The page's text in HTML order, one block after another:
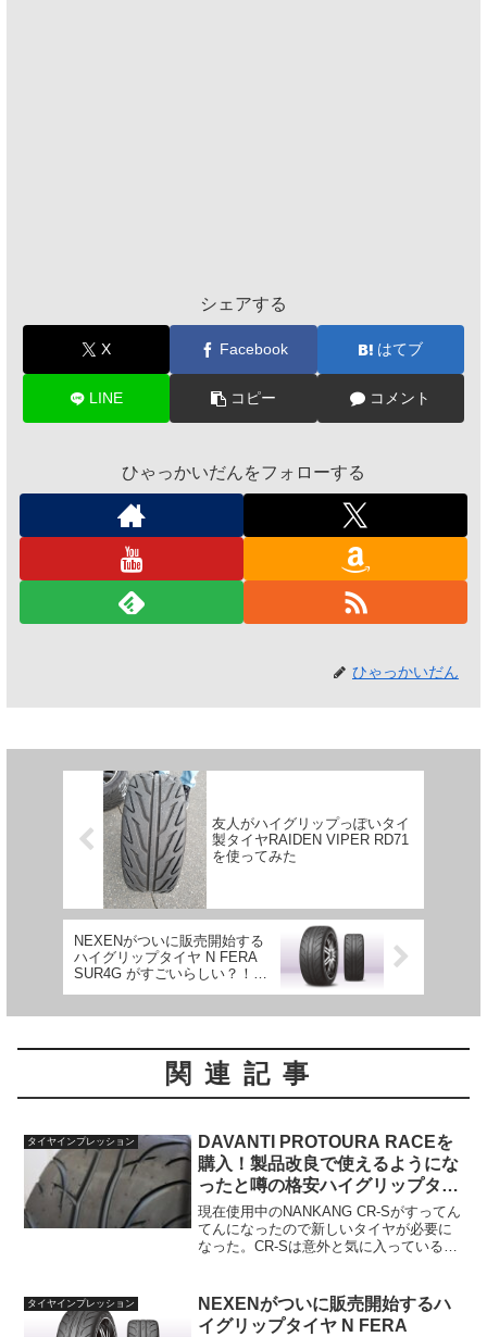
シェアする
X Facebook はてブ
LINE コピー コメント
ひゃっかいだんをフォローする
ひゃっかいだん
友人がハイグリップっぽいタイ
製タイヤRAIDEN VIPER RD71
を使ってみた
NEXENがついに販売開始する
ハイグリップタイヤ N FERA
SUR4G がすごいらしい？！
関連記事
タイヤインプレッション
DAVANTI PROTOURA RACEを
購入！製品改良で使えるようにな
ったと噂の格安ハイグリップタイ
ヤ
現在使用中のNANKANG CR-Sがすってん
てんになったので新しいタイヤが必要に
なった。CR-Sは意外と気に入っているの
たが、最近の円安も相まって4本10万円
オ...
タイヤインプレッション
NEXENがついに販売開始するハ
イグリップタイヤ N FERA